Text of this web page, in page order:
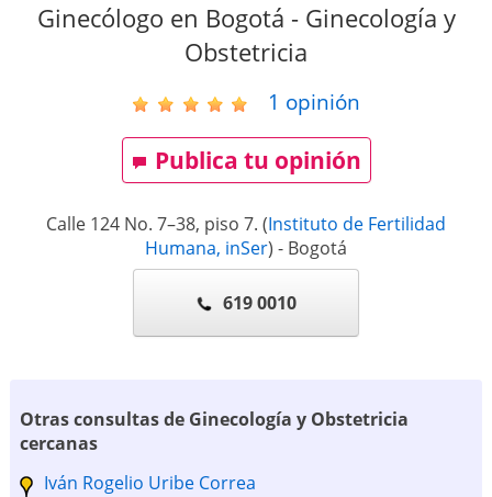
Ginecólogo en Bogotá - Ginecología y
Obstetricia
1 opinión
Publica tu opinión
Calle 124 No. 7–38, piso 7. (Instituto de Fertilidad
Humana, inSer) - Bogotá
619 0010
Otras consultas de Ginecología y Obstetricia
cercanas
Iván Rogelio Uribe Correa